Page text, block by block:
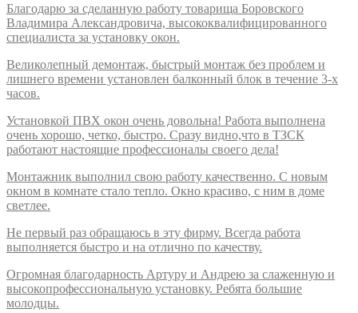
Благодарю за сделанную работу товарища Боровского
Владимира Александровича, высококвалифицированного
специалиста за установку окон.
Великолепный демонтаж, быстрый монтаж без проблем и
лишнего времени установлен балконный блок в течение 3-х
часов.
Установкой ПВХ окон очень довольна! Работа выполнена
очень хорошо, четко, быстро. Сразу видно,что в ТЗСК
работают настоящие профессионалы своего дела!
Монтажник выполнил свою работу качественно. С новым
окном в комнате стало тепло. Окно красиво, с ним в доме
светлее.
Не первый раз обращаюсь в эту фирму. Всегда работа
выполняется быстро и на отлично по качеству.
Огромная благодарность Артуру и Андрею за слаженную и
высокопрофессиональную установку. Ребята большие
молодцы.